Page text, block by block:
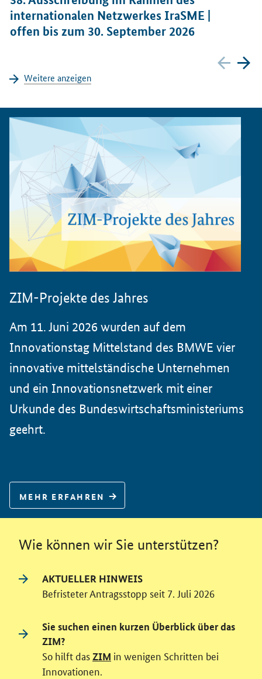
internationalen Netzwerkes IraSME |
offen bis zum 30. September 2026
Weitere anzeigen
ZIM-Projekte des Jahres
Am 11. Juni 2026 wurden auf dem
Innovationstag Mittelstand des BMWE vier
innovative mittelständische Unternehmen
und ein Innovationsnetzwerk mit einer
Urkunde des Bundeswirtschaftsministeriums
geehrt.
MEHR ERFAHREN
Wie können wir Sie unterstützen?
AKTUELLER HINWEIS
Befristeter Antragsstopp seit 7. Juli 2026
Sie suchen einen kurzen Überblick über das
ZIM?
So hilft dasZIM in wenigen Schritten bei
Innovationen.